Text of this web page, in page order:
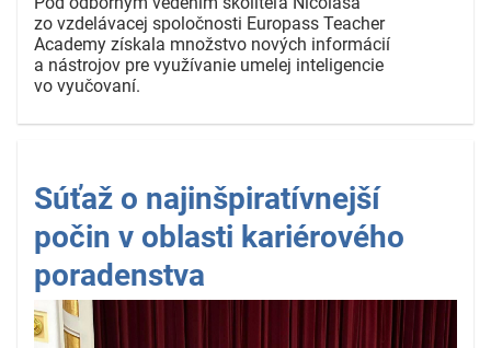
zo vzdelávacej spoločnosti Europass Teacher
Academy získala množstvo nových informácií
a nástrojov pre využívanie umelej inteligencie
vo vyučovaní.
Súťaž o najinšpiratívnejší
počin v oblasti kariérového
poradenstva